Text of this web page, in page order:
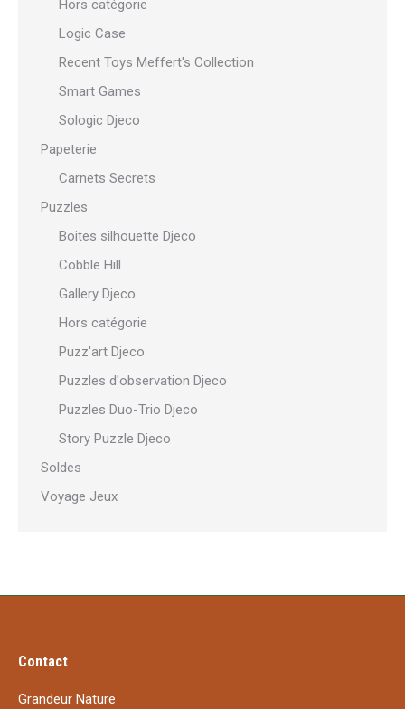
Hors catégorie
Logic Case
Recent Toys Meffert's Collection
Smart Games
Sologic Djeco
Papeterie
Carnets Secrets
Puzzles
Boites silhouette Djeco
Cobble Hill
Gallery Djeco
Hors catégorie
Puzz'art Djeco
Puzzles d'observation Djeco
Puzzles Duo-Trio Djeco
Story Puzzle Djeco
Soldes
Voyage Jeux
Contact
Grandeur Nature